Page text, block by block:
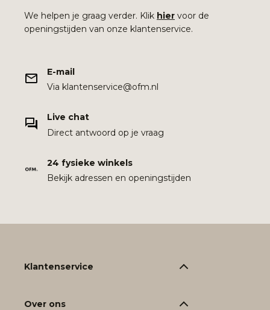
We helpen je graag verder. Klik hier voor de
openingstijden van onze klantenservice.
E-mail
Via klantenservice@ofm.nl
Live chat
Direct antwoord op je vraag
24 fysieke winkels
Bekijk adressen en openingstijden
Klantenservice
Over ons